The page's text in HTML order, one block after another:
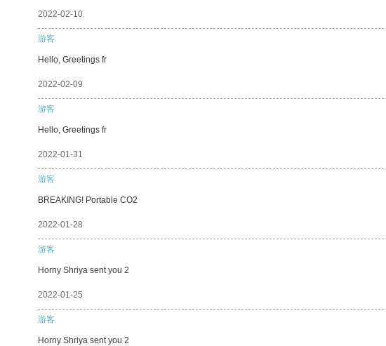
2022-02-10
游客
Hello, Greetings fr
2022-02-09
游客
Hello, Greetings fr
2022-01-31
游客
BREAKING! Portable CO2
2022-01-28
游客
Horny Shriya sent you 2
2022-01-25
游客
Horny Shriya sent you 2